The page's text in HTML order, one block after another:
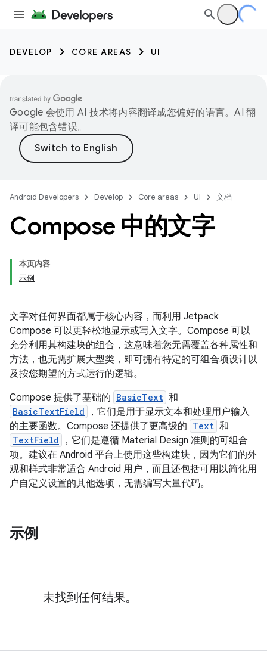
DEVELOP CORE AREAS UI
Google 会使用 AI 技术将内容翻译成您偏好的语言。AI 翻
译可能包含错误。
Android Developers Develop Core areas UI 文档
Compose 中的文字
本页内容
示例
文字对任何界面都属于核心内容，而利用 Jetpack
Compose 可以更轻松地显示或写入文字。Compose 可以
充分利用其构建块的组合，这意味着您无需覆盖各种属性和
方法，也无需扩展大型类，即可拥有特定的可组合项设计以
及按您期望的方式运行的逻辑。
Compose 提供了基础的 BasicText 和
BasicTextField
，它们是用于显示文本和处理用户输入
的主要函数。Compose 还提供了更高级的 Text 和
TextField
，它们是遵循 Material Design 准则的可组合
项。建议在 Android 平台上使用这些构建块，因为它们的外
观和样式非常适合 Android 用户，而且还包括可用以简化用
户自定义设置的其他选项，无需编写大量代码。
示例
未找到任何结果。